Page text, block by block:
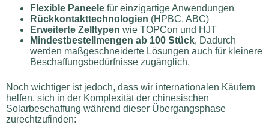
Flexible Paneele für einzigartige Anwendungen
Rückkontakttechnologien (HPBC, ABC)
Erweiterte Zelltypen wie TOPCon und HJT
Mindestbestellmengen ab 100 Stück, Dadurch
werden maßgeschneiderte Lösungen auch für kleinere
Beschaffungsbedürfnisse zugänglich.
Noch wichtiger ist jedoch, dass wir internationalen Käufern
helfen, sich in der Komplexität der chinesischen
Solarbeschaffung während dieser Übergangsphase
zurechtzufinden: